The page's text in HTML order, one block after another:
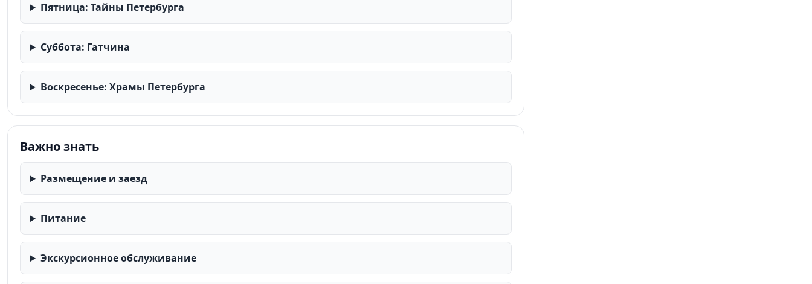
Пятница: Тайны Петербурга
Суббота: Гатчина
Воскресенье: Храмы Петербурга
Важно знать
Размещение и заезд
Питание
Экскурсионное обслуживание